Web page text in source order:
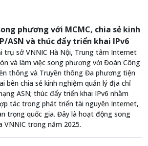
phương với MCMC, chia sẻ kinh
ASN và thúc đẩy triển khai IPv6
trụ sở VNNIC Hà Nội, Trung tâm Internet
và làm việc song phương với Đoàn Công
thông và Truyền thông Đa phương tiện
bên chia sẻ kinh nghiệm quản lý địa chỉ
ASN; thúc đẩy triển khai IPv6 nhằm
tác trong phát triển tài nguyên Internet,
trọng quốc gia. Đây là hoạt động song
trong năm 2025.